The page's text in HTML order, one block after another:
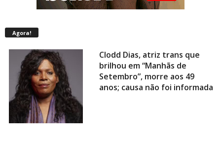
Agora!
Clodd Dias, atriz trans que
brilhou em “Manhãs de
Setembro”, morre aos 49
anos; causa não foi informada